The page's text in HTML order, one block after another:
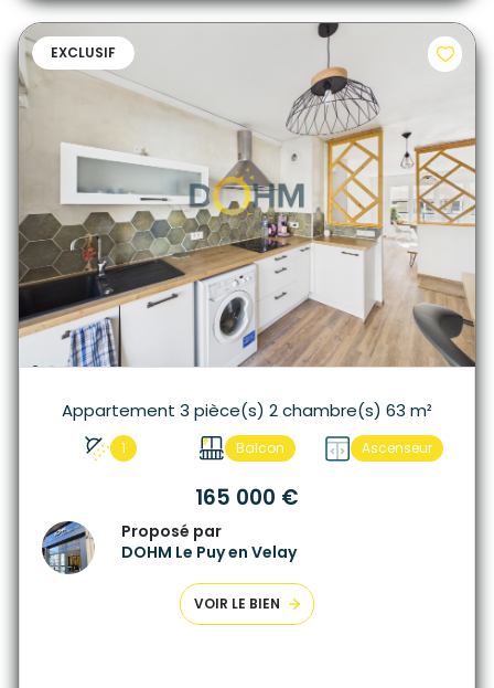
EXCLUSIF
Appartement 3 pièce(s) 2 chambre(s) 63 m²
1 Balcon Ascenseur
165 000 €
Proposé par
DOHM Le Puy en Velay
VOIR LE BIEN